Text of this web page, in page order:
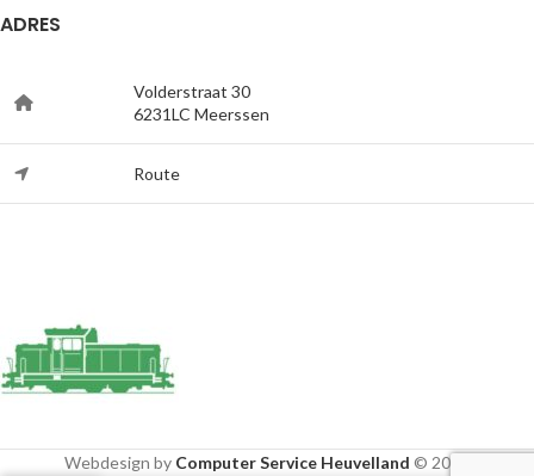
ADRES
Volderstraat 30
6231LC Meerssen
Route
Webdesign by Computer Service Heuvelland © 2020